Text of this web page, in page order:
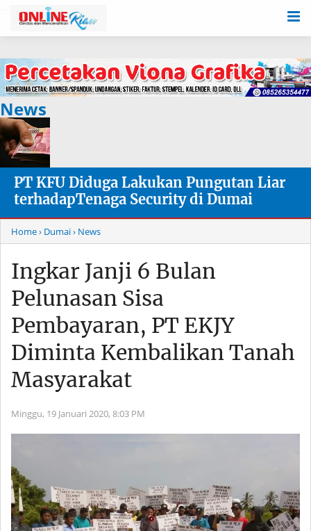
News
PT KFU Diduga Lakukan Pungutan Liar
terhadapTenaga Security di Dumai
Home› Dumai› News
Ingkar Janji 6 Bulan
Pelunasan Sisa
Pembayaran, PT EKJY
Diminta Kembalikan Tanah
Masyarakat
Minggu, 19 Januari 2020, 8:03 PM